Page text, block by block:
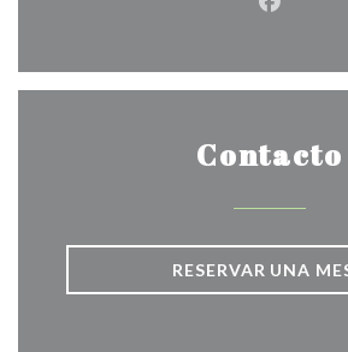
Contacto
RESERVAR UNA